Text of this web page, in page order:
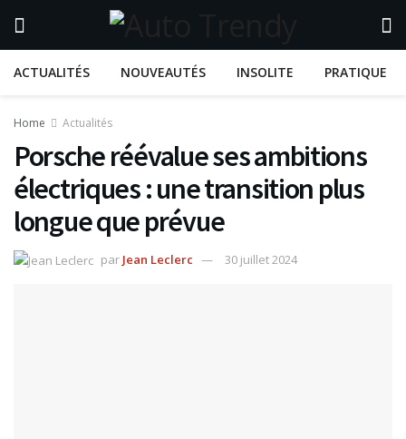
ACTUALITÉS NOUVEAUTÉS INSOLITE PRATIQUE
Home Actualités
Porsche réévalue ses ambitions
électriques : une transition plus
longue que prévue
par Jean Leclerc 30 juillet 2024